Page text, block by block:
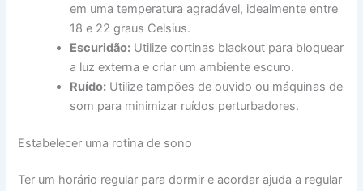
em uma temperatura agradável, idealmente entre
18 e 22 graus Celsius.
Escuridão: Utilize cortinas blackout para bloquear
a luz externa e criar um ambiente escuro.
Ruído: Utilize tampões de ouvido ou máquinas de
som para minimizar ruídos perturbadores.
Estabelecer uma rotina de sono
Ter um horário regular para dormir e acordar ajuda a regular